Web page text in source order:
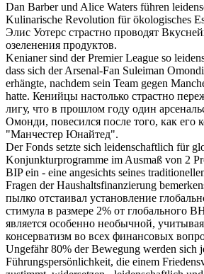
Dan Barber und Alice Waters führen
Kulinarische Revolution für ökologisches
Элис Уотерс страстно проводят
озеленения продуктов.
Kenianer sind der Premier League so
dass sich der Arsenal-Fan Suleiman
erhängte, nachdem sein Team gegen
hatte. Кенийцы настолько страстно
лигу, что в прошлом году один
Омонди, повесился после того, как его
"Манчестер Юнайтед".
Der Fonds setzte sich leidenschaftlich für
Konjunkturprogramme im Ausmaß von 2
BIP ein - eine angesichts seines
Fragen der Haushaltsfinanzierung
пылко отстаивал установление
стимула в размере 2% от глобального
является особенно необычной,
консерватизм во всех финансовых
Ungefähr 80% der Bewegung werden sich
Führungspersönlichkeit, die einem